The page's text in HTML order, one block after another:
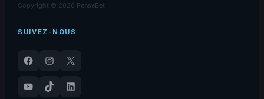
Copyright © 2026 PenseBet
SUIVEZ-NOUS
Facebook Instagram
X
YouTube
TikTok LinkedIn